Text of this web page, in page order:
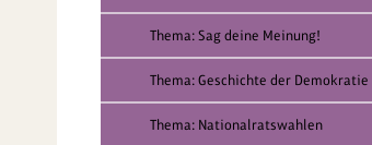
Thema: Sag deine Meinung!
Thema: Geschichte der Demokratie
Thema: Nationalratswahlen